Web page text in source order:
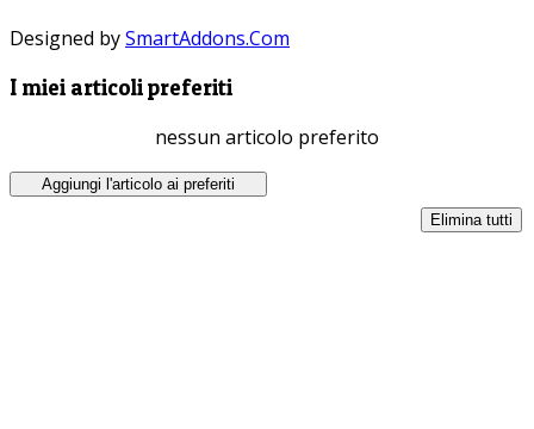
Designed bySmartAddons.Com
I miei articoli preferiti
nessun articolo preferito